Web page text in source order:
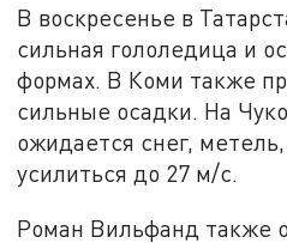
В воскресенье в
сильная гололедица и
формах. В Коми также
сильные осадки. На
ожидается снег,
усилиться до 27 м/с.
Роман Вильфанд также